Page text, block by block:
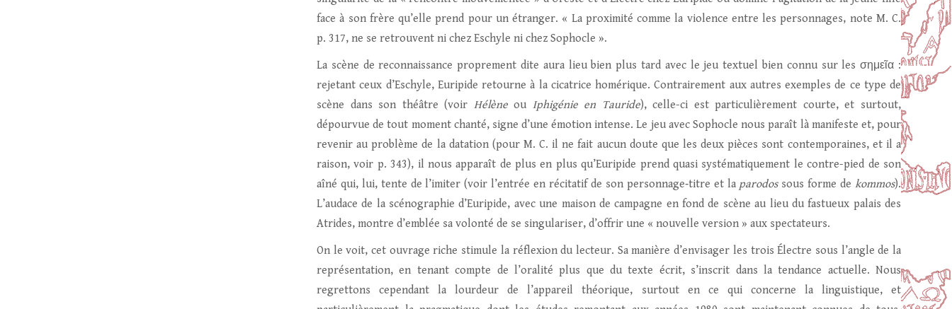
face à son frère qu’elle prend pour un étranger. « La proximité comme la violence entre les personnages, note M. C.
p. 317, ne se retrouvent ni chez Eschyle ni chez Sophocle ».
La scène de reconnaissance proprement dite aura lieu bien plus tard avec le jeu textuel bien connu sur les σημεῖα :
rejetant ceux d’Eschyle, Euripide retourne à la cicatrice homérique. Contrairement aux autres exemples de ce type de
scène dans son théâtre (voir Hélèneou Iphigénie en Tauride), celle-ci est particulièrement courte, et surtout,
dépourvue de tout moment chanté, signe d’une émotion intense. Le jeu avec Sophocle nous paraît là manifeste et, pour
revenir au problème de la datation (pour M. C. il ne fait aucun doute que les deux pièces sont contemporaines, et il a
raison, voir p. 343), il nous apparaît de plus en plus qu’Euripide prend quasi systématiquement le contre-pied de son
aîné qui, lui, tente de l’imiter (voir l’entrée en récitatif de son personnage‑titre et la parodossous forme dekommos).
L’audace de la scénographie d’Euripide, avec une maison de campagne en fond de scène au lieu du fastueux palais des
Atrides, montre d’emblée sa volonté de se singulariser, d’offrir une « nouvelle version » aux spectateurs.
On le voit, cet ouvrage riche stimule la réflexion du lecteur. Sa manière d’envisager les trois Électre sous l’angle de la
représentation, en tenant compte de l’oralité plus que du texte écrit, s’inscrit dans la tendance actuelle. Nous
regrettons cependant la lourdeur de l’appareil théorique, surtout en ce qui concerne la linguistique, et